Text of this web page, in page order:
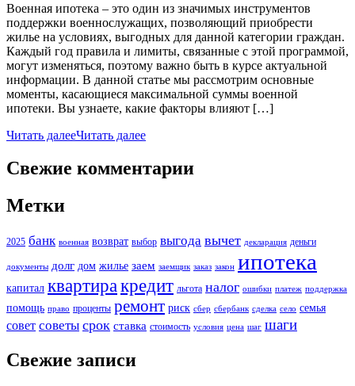
Военная ипотека – это один из значимых инструментов
поддержки военнослужащих, позволяющий приобрести
жилье на условиях, выгодных для данной категории граждан.
Каждый год правила и лимиты, связанные с этой программой,
могут изменяться, поэтому важно быть в курсе актуальной
информации. В данной статье мы рассмотрим основные
моменты, касающиеся максимальной суммы военной
ипотеки. Вы узнаете, какие факторы влияют […]
Читать далееЧитать далее
Свежие комментарии
Метки
2025 банк военная возврат выбор выгода вычет декларация деньги
документы долг дом жилье заем заемщик заказ закон ипотека
капитал квартиракредит льгота налог ошибки платеж поддержка
помощь право проценты ремонт риск сбер сбербанк сделка село семья
совет советы срок ставка стоимость условия цена шаг шаги
Свежие записи